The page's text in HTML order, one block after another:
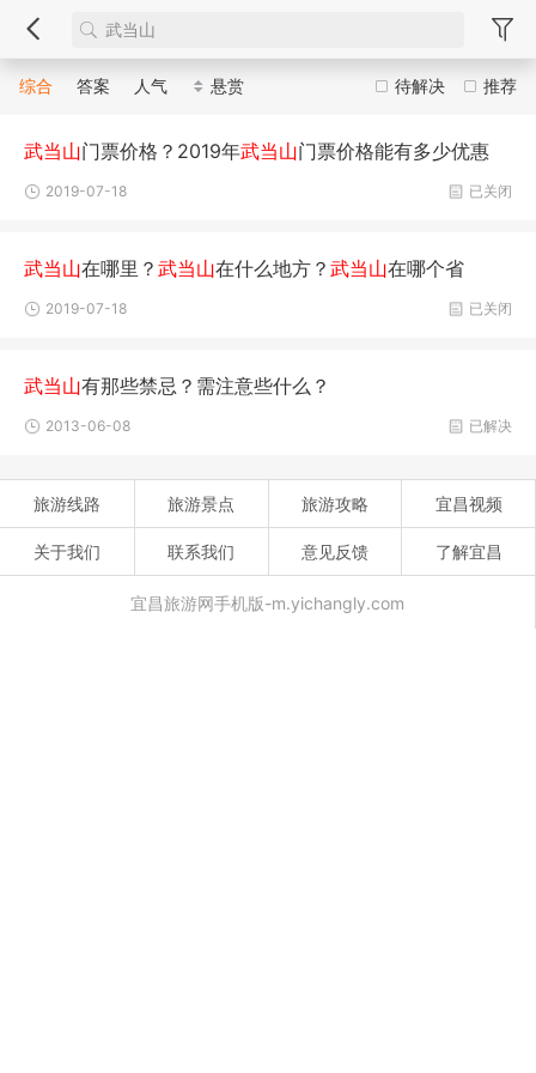
推荐
待解决
综合 答案 人气 悬赏
武当山门票价格？2019年武当山门票价格能有多少优惠
已关闭
2019-07-18
武当山在哪里？ 武当山在什么地方？ 武当山在哪个省
已关闭
2019-07-18
武当山有那些禁忌？需注意些什么？
已解决
2013-06-08
旅游线路 旅游景点 旅游攻略 宜昌视频
关于我们 联系我们 意见反馈 了解宜昌
宜昌旅游网手机版-m.yichangly.com